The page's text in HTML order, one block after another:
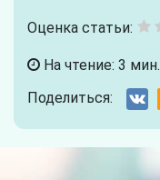
Оценка статьи:
На чтение: 3 мин.
Поделиться: